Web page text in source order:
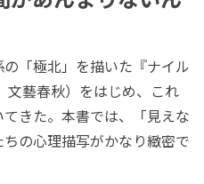
「極北」を描いた『ナイル
文藝春秋）をはじめ、これ
きた。本書では、「見えな
の心理描写がかなり緻密で